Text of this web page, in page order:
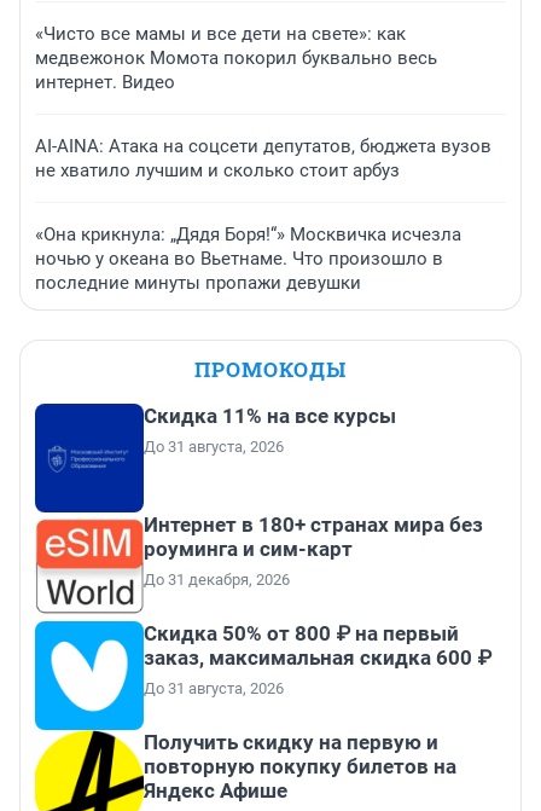
«Чисто все мамы и все дети на свете»: как
медвежонок Момота покорил буквально весь
интернет. Видео
AI-AINA: Атака на соцсети депутатов, бюджета вузов
не хватило лучшим и сколько стоит арбуз
«Она крикнула: „Дядя Боря!“» Москвичка исчезла
ночью у океана во Вьетнаме. Что произошло в
последние минуты пропажи девушки
ПРОМОКОДЫ
Скидка 11% на все курсы
До 31 августа, 2026
Интернет в 180+ странах мира без
роуминга и сим-карт
До 31 декабря, 2026
Скидка 50% от 800 ₽ на первый
заказ, максимальная скидка 600 ₽
До 31 августа, 2026
Получить скидку на первую и
повторную покупку билетов на
Яндекс Афише